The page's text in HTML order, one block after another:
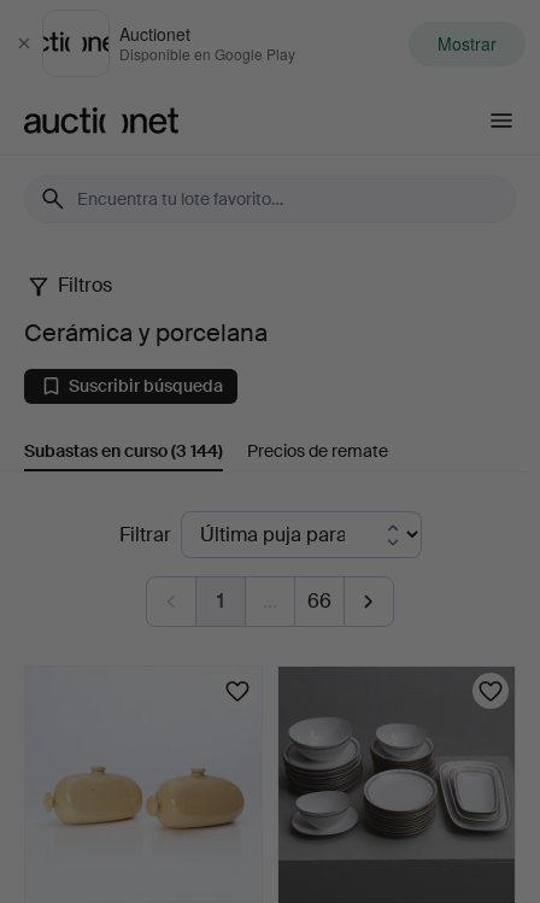
Cerrar
Auctionet
Disponible en Google Play Mostrar
Cerámica
porcelana
Filtros
Cerámica y porcelana
Suscribir búsqueda
Subastas en curso(3 144) Precios de remate
SubastasFiltrar
1 … 66